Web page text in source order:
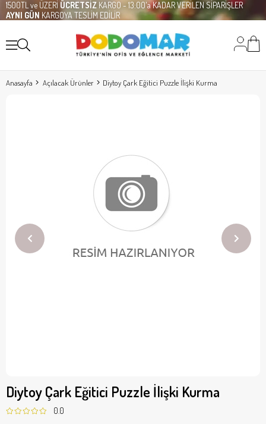
1500TL ve ÜZERİ ÜCRETSİZ KARGO - 13:00'a KADAR VERİLEN SİPARİŞLER
AYNI GÜN KARGOYA TESLİM EDİLİR
Anasayfa Açılacak Ürünler Diytoy Çark Eğitici Puzzle İlişki Kurma
Diytoy Çark Eğitici Puzzle İlişki Kurma
0.0